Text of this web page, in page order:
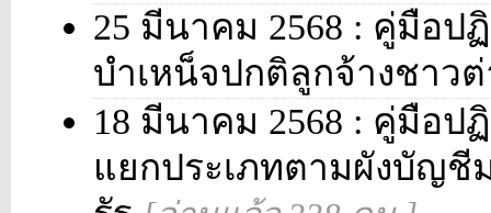
25 มีนาคม 2568 : คู่มือป
บำเหน็จปกติลูกจ้างชาว
18 มีนาคม 2568 : คู่มือป
แยกประเภทตามผังบัญชี